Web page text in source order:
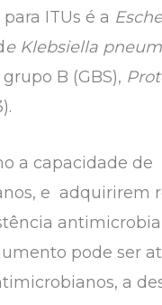
ITUs é a
e Klebsiella
B (GBS),
a capacidade de
e adquirirem
pode ser
a